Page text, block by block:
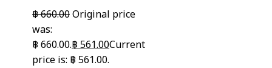
฿660.00Original price
was:
฿ 660.00.฿561.00Current
price is: ฿ 561.00.